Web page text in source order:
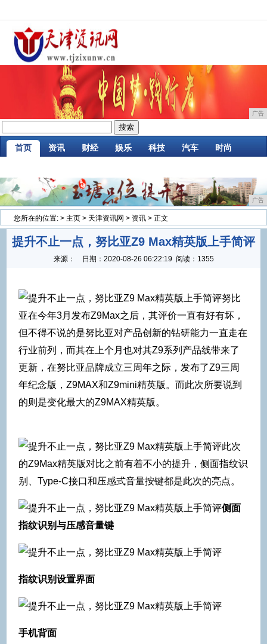
广告
首页 资讯 财经 娱乐 科技 汽车 时尚
广告
您所在的位置: > 主页 > 天津资讯网 > 资讯 > 正文
提升不止一点，努比亚Z9 Max精英版上手简评
来源： 日期： 2020-08-26 06:22:19 阅读：1355
努比
亚在今年3月发布Z9Max之后，其评价一直有好有坏，
但不得不说的是努比亚对产品创新的钻研能力一直走在
行业前列，而其在上个月也对其Z9系列产品线带来了
更新，在努比亚品牌成立三周年之际，发布了Z9三周
年纪念版，Z9MAX和Z9mini精英版。而此次所要说到
的则是变化最大的Z9MAX精英版。
此次
的Z9Max精英版对比之前有着不小的提升，侧面指纹识
别、Type-C接口和压感式音量按键都是此次的亮点。
侧面
指纹识别与压感音量键
指纹识别设置界面
手机背面